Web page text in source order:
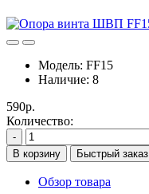
Модель: FF15
Наличие: 8
590р.
Количество:
-
В корзину
Быстрый заказ
Обзор товара